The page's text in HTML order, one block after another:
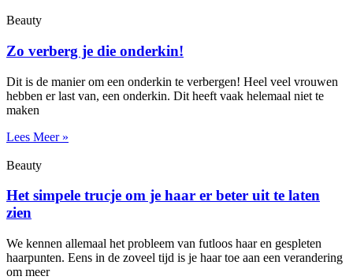
Beauty
Zo verberg je die onderkin!
Dit is de manier om een onderkin te verbergen! Heel veel vrouwen
hebben er last van, een onderkin. Dit heeft vaak helemaal niet te
maken
Lees Meer »
Beauty
Het simpele trucje om je haar er beter uit te laten
zien
We kennen allemaal het probleem van futloos haar en gespleten
haarpunten. Eens in de zoveel tijd is je haar toe aan een verandering
om meer